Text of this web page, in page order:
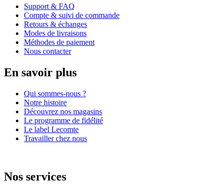
Support & FAQ
Compte & suivi de commande
Retours & échanges
Modes de livraisons
Méthodes de paiement
Nous contacter
En savoir plus
Qui sommes-nous ?
Notre histoire
Découvrez nos magasins
Le programme de fidélité
Le label Lecomte
Travailler chez nous
Nos services